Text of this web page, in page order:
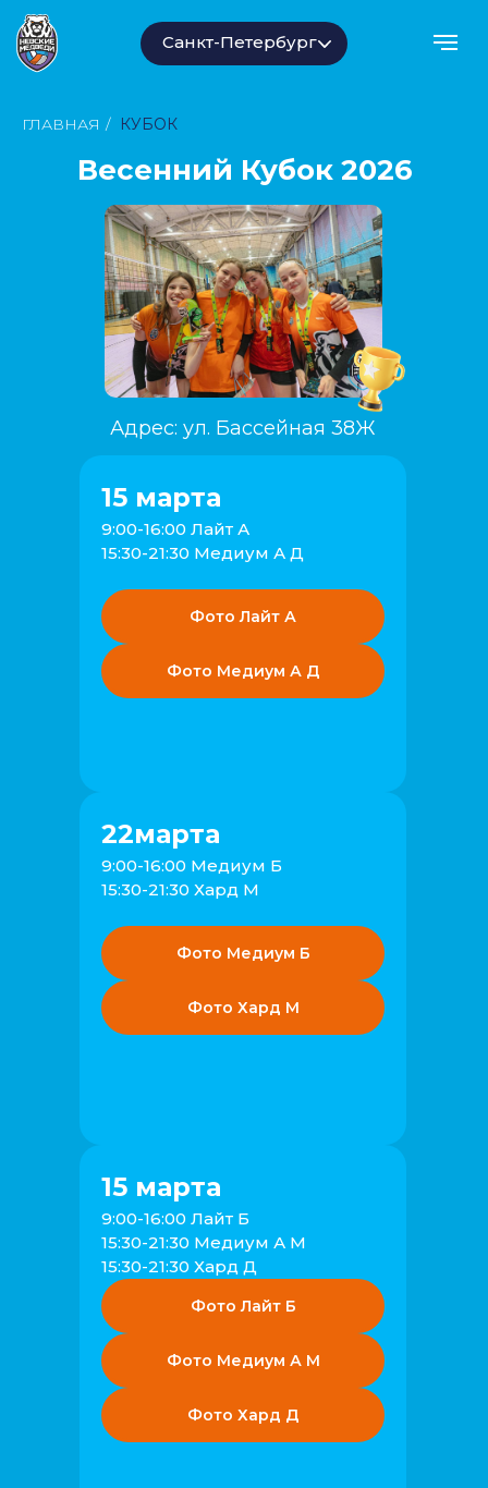
Санкт-Петербург
ГЛАВНАЯ / КУБОК
Весенний Кубок 2026
15 марта
9:00-16:00 Лайт А
15:30-21:30 Медиум А Д
Фото Лайт А
Фото Медиум А Д
22марта
9:00-16:00 Медиум Б
15:30-21:30 Хард М
Фото Медиум Б
Фото Хард М
15 марта
9:00-16:00 Лайт Б
15:30-21:30 Медиум А М
15:30-21:30 Хард Д
Фото Лайт Б
Фото Медиум А М
Фото Хард Д
Адрес: ул. Бассейная 38Ж